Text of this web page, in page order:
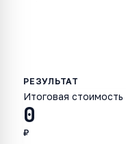
0
Итоговая стоимость
₽